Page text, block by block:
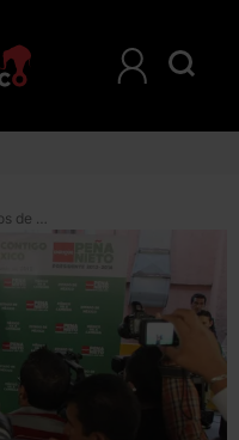
Peña Nieto ofrece a concesionarios de radio y TV modificar la Ley Electoral de 2007